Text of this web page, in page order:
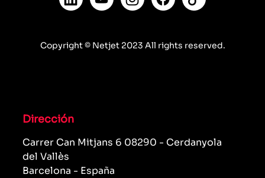
Copyright © Netjet 2023 All rights reserved.
Dirección
Carrer Can Mitjans 6 08290 - Cerdanyola
del Vallès
Barcelona - España